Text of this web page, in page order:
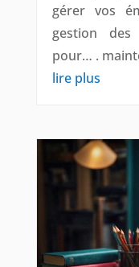
gérer vos
gestion des
pour… .
lire plus